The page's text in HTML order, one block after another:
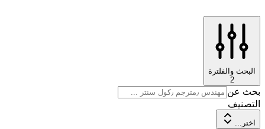
البحث والفلترة
2
بحث عن
التصنيف
اختر...